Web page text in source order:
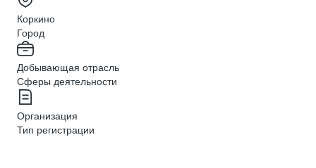
Коркино
Город
Добывающая отрасль
Сферы деятельности
Организация
Тип регистрации